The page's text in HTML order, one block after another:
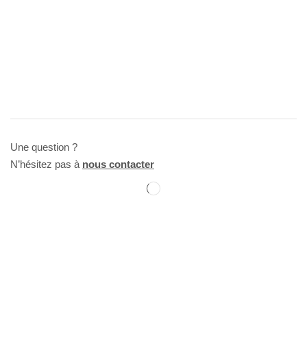
Une question ?
N’hésitez pas à nous contacter